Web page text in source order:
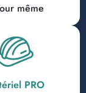
même
PRO